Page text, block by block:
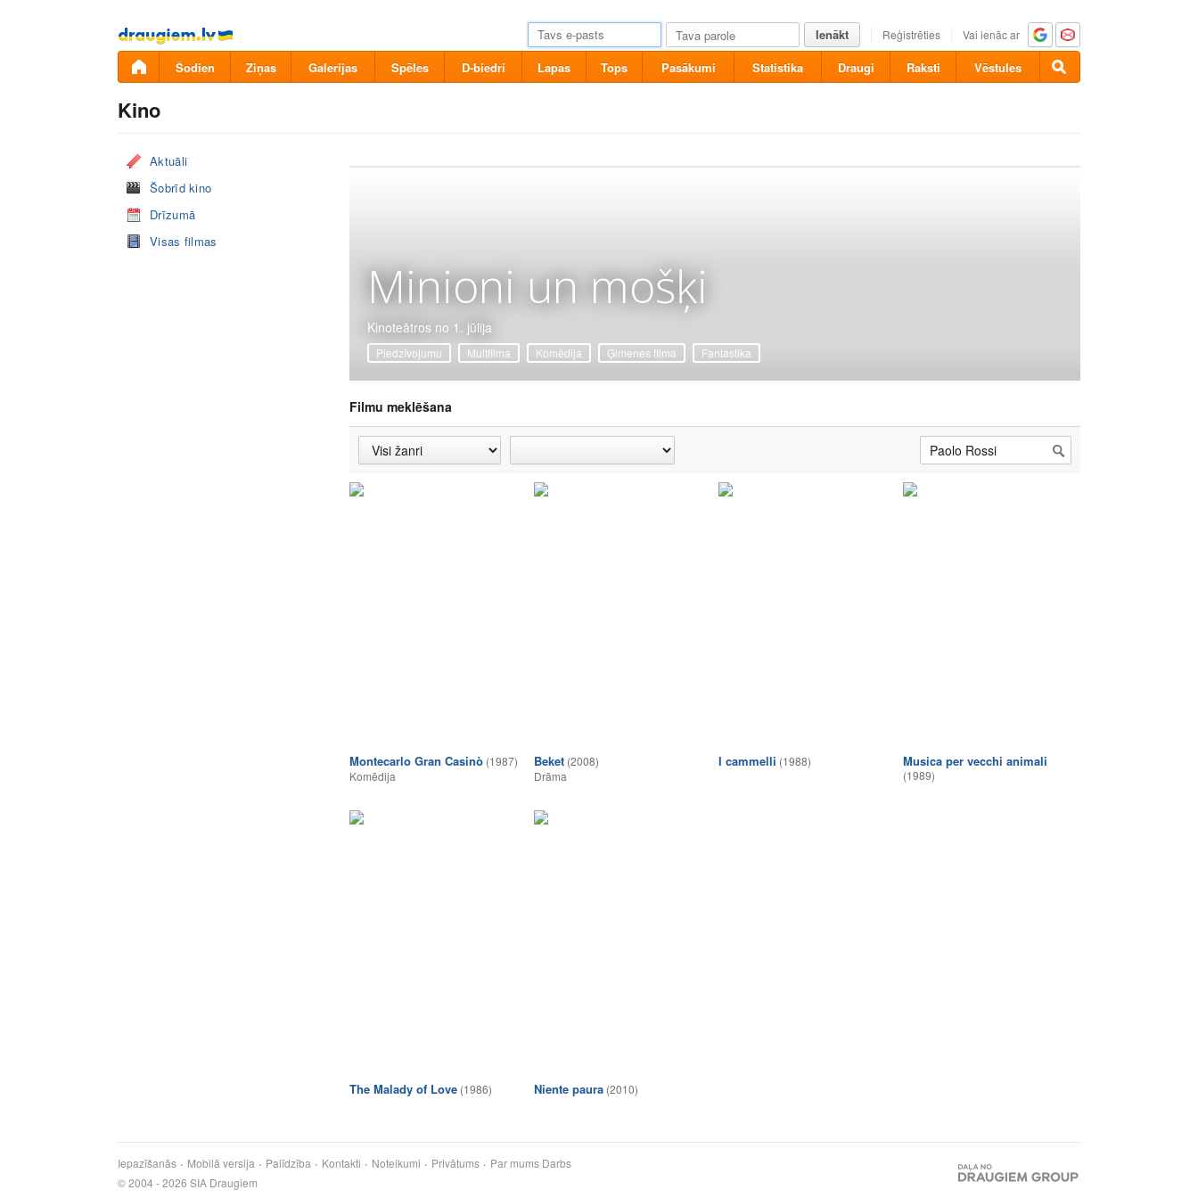
Pāriet
uz
saturu
Ienākt Reģistrēties Vai ienāc ar
Šodien Ziņas Galerijas Spēles D-biedri Lapas Tops Pasākumi Statistika Draugi Raksti Vēstules
Kino
Aktuāli
Šobrīd kino
Drīzumā
Visas filmas
Minioni un mošķi
Kinoteātros no 1. jūlija
Piedzīvojumu Multfilma Komēdija Ģimenes filma Fantastika
Filmu meklēšana
Montecarlo Gran Casinò (1987)
Komēdija
Beket (2008)
Drāma
I cammelli (1988) Musica per vecchi animali
(1989)
The Malady of Love (1986) Niente paura (2010)
Iepazīšanās Mobilā versija Palīdzība Kontakti Noteikumi Privātums Par mums Darbs
© 2004 - 2026 SIA Draugiem